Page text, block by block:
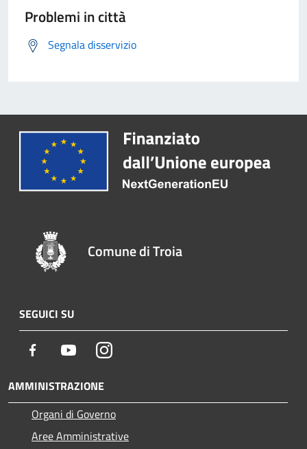
Problemi in città
Segnala disservizio
Comune di Troia
SEGUICI SU
Facebook YoutubeInstagram
AMMINISTRAZIONE
Organi di Governo
Aree Amministrative